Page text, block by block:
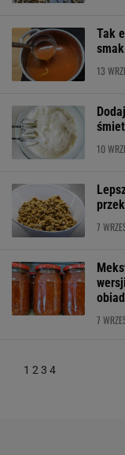
Tak
13
10
7
7
1 2 3 4